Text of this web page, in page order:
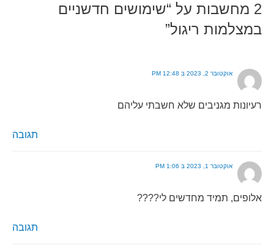
2 מחשבות על “שימושים חדשניים
במצלמות ריגול”
אוקטובר 2, 2023 ב 12:48 PM
רעיונות מגניבים שלא חשבתי עליהם
תגובה
אוקטובר 1, 2023 ב 1:06 PM
אלופים, תמיד מחדשים לי????
תגובה